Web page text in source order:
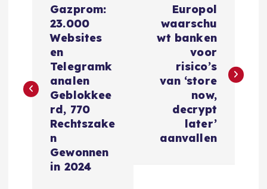
i
Gazprom:
23.000
Websites
en
Telegramk
analen
Geblokkee
rd, 770
Rechtszake
n
Gewonnen
in 2024
Europol
waarschu
wt banken
voor
risico’s
van ‘store
now,
decrypt
later’
aanvallen